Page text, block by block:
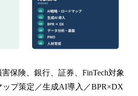
保険、銀行、証券、FinTech対象
プ策定／生成AI導入／BPR×DX